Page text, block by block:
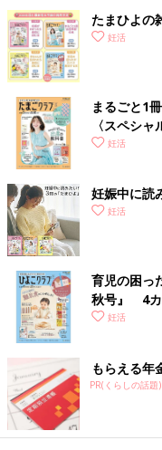
たまひよの
妊活
まるごと1
〈スペシ
妊活
妊娠中に読
妊活
育児の困っ
秋号』 4カ
いっぱい！
妊活
もらえる年
PR(くらしの話題)